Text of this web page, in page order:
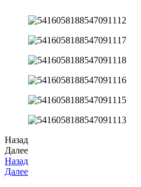
Назад
Далее
Назад
Далее